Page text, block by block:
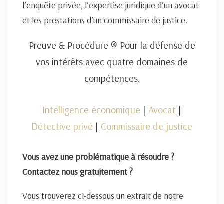
l’enquête privée, l’expertise juridique d’un avocat
et les prestations d’un commissaire de justice.
Preuve & Procédure ® Pour la défense de
vos intérêts avec quatre domaines de
compétences.
Intelligence économique | Avocat |
Détective privé | Commissaire de justice
Vous avez une problématique à résoudre ?
Contactez nous gratuitement ?
Vous trouverez ci-dessous un extrait de notre